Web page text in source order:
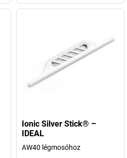
Ionic Silver Stick® –
IDEAL
AW40 légmosóhoz